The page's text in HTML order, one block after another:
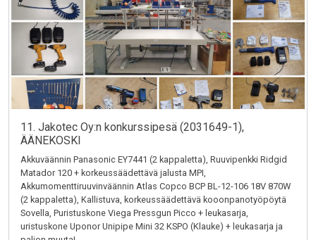
11. Jakotec Oy:n konkurssipesä (2031649-1),
ÄÄNEKOSKI
Akkuväännin Panasonic EY7441 (2 kappaletta), Ruuvipenkki Ridgid
Matador 120 + korkeussäädettävä jalusta MPI,
Akkumomenttiruuvinväännin Atlas Copco BCP BL-12-106 18V 870W
(2 kappaletta), Kallistuva, korkeussäädettävä kooonpanotyöpöytä
Sovella, Puristuskone Viega Pressgun Picco + leukasarja,
uristuskone Uponor Unipipe Mini 32 KSPO (Klauke) + leukasarja ja